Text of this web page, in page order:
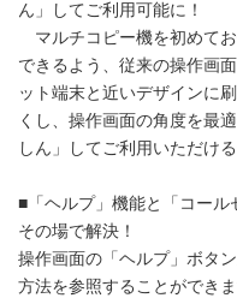
ん」してご利用可能に！
マルチコピー機を初めて
できるよう、従来の操作画
ット端末と近いデザインに
くし、操作画面の角度を最
しん」してご利用いただけ
■「ヘルプ」機能と「コー
その場で解決！
操作画面の「ヘルプ」ボタ
方法を参照することができま